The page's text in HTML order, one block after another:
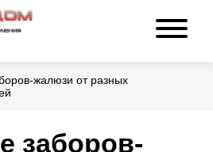
жалюзи от разных
заборов-